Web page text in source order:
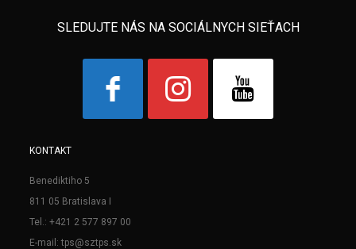
SLEDUJTE NÁS NA SOCIÁLNYCH SIEŤACH
KONTAKT
Benediktiho 5
811 05 Bratislava I
Tel.: +421 2 577 897 00
E-mail: tps@sztps.sk